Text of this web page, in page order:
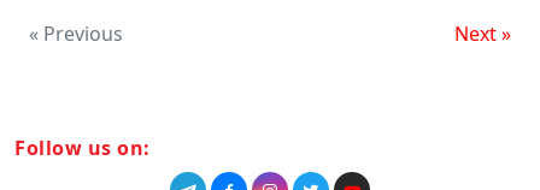
« Previous Next »
Follow us on: